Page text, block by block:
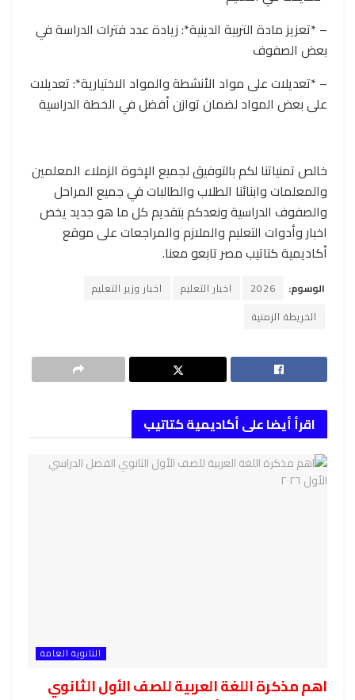
– *تعزيز مادة التربية الدينية*: زيادة عدد فترات الدراسة في
بعض الصفوف
– *تعديلات على مواد الأنشطة والمواد الاختيارية*: تعديلات
على بعض المواد لضمان توازن أفضل في الخطة الدراسية
خالص تمنياتنا لكم بالتوفيق لجميع الإخوة الزملاء المعلمين
والمعلمات وابنائنا الطلاب والطالبات في جميع المراحل
والصفوف الدراسية ونعدكم بتقديم كل ما هو جديد يخص
اخبار وأدوات التعليم والملازم والمراجعات على موقع
أكاديمية كتاتيب مصر تابعو معنا.
الوسوم: 2026 اخبار التعليم
اخبار وزير التعليم
الخريطة الزمنية
اقرأ أيضا على أكاديمية كتاتيب
الثانوية العامة
اهم مذكرة اللغة العربية للصف الأول الثانوي